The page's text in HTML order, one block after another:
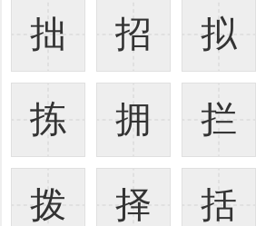
拙 招 拟
拣 拥 拦
拨 择 括